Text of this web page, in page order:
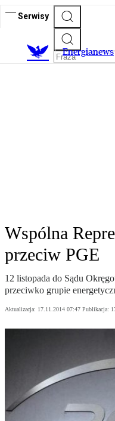
Serwisy
Energianews
Wspólna
przeciw PGE
12 listopada do Sądu
przeciwko grupie
Aktualizacja: 17.11.2014 07:47 Publikacja: